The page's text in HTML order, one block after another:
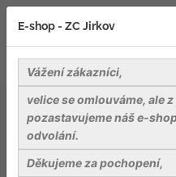
Rostliny
Záhradnické potřeby
Nářadí a pomůcky
E-shop - ZC Jirkov
Vážení zákazníci,
velice se omlouváme, ale
pozastavujeme náš e-
odvolání.
Děkujeme za pochopení,